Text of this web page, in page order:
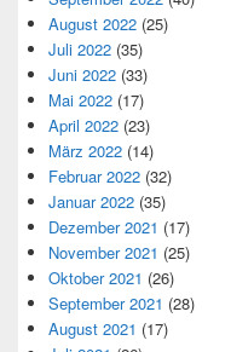
August 2022 (25)
Juli 2022 (35)
Juni 2022 (33)
Mai 2022 (17)
April 2022 (23)
März 2022 (14)
Februar 2022 (32)
Januar 2022 (35)
Dezember 2021 (17)
November 2021 (25)
Oktober 2021 (26)
September 2021 (28)
August 2021 (17)